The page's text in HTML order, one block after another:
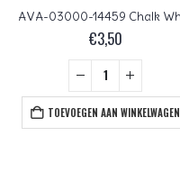
€3,50
TOEVOEGEN AAN WINKELWAGEN